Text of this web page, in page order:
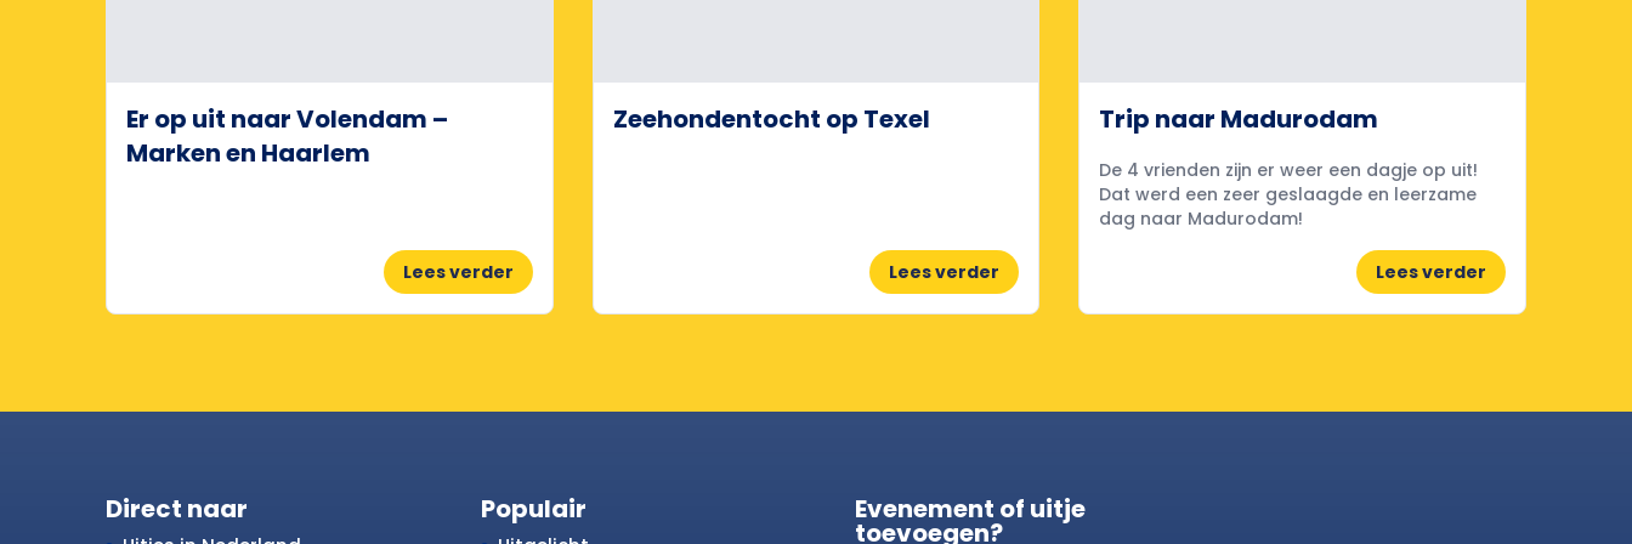
Er op uit naar Volendam –
Marken en Haarlem
Lees verder
Zeehondentocht op Texel
Lees verder
Trip naar Madurodam
De 4 vrienden zijn er weer een dagje op uit!
Dat werd een zeer geslaagde en leerzame
dag naar Madurodam!
Lees verder
Direct naar Populair Evenement of uitje
toevoegen?